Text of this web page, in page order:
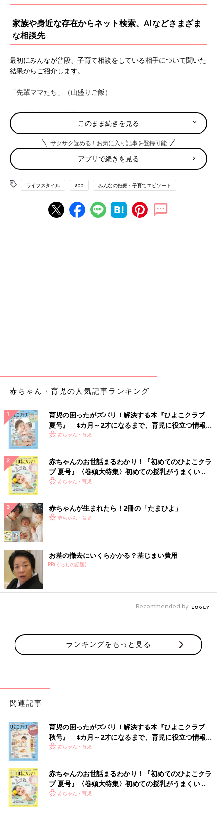
んにアドバイスいただきました。
家族や身近な存在からネット検索、AIなどさまざま
な相談先
最初にみんなが普段、子育て相談をしている相手について聞いた
結果からご紹介します。
「先輩ママたち」（山盛りご飯）
「親子教室や園の先生」（あい）
「困ったときは両親を頼るようにしている」（ぽんし）
「保湿の仕方やおむつの替え時、洋服の新調、しつけなどのちょ
っとしたことはパートナーに。イヤイヤ期、偏食など、自分が子
どものときと照らし合わせたいことは実母に。どちらにもわから
ないと思うことはネットで」（ミルクティ）
「夫に相談か、ネットで調べる。情報がたくさんあって混乱して
いると、夫から情報に踊らされているとツッコまれた…」（ま
れど、悩みの相談はしません」（しろ子）
「同じ年代の子を持つ妹や、子育て支援センターの保育士さん」
（ゆうこ）
「母親、AI」（すー）
「基本的に『よそはよそ、うちはうち』と思っているし、子ども
によっても全然違うと思うので、他の子と比べたくなくて、パー
トナー(夫)にしか相談しません。でも有益情報(習い事や便利なグ
ッズなど)は友人やSNSから収集します」（みき）
「YouTubeで調べる」（きゃれん）
「母、姉、ネットで検索。『離乳食づくり大変だけど、どうして
た？』『全然寝ないんだけど、そういうもの？』など母と姉には
近況報告にくわえて質問。『湿疹ができた』『うんちの形状』な
どの気になることは、『4カ月 うんち色』のように『月齢 症
状』でネット検索」（はた）
「ChatGPTをタメ口設定にして、『〇〇できたの！天才じゃな
のり）
「かかりつけの助
す。助産師さんは実際に来てもらって、スワドルの着せ方や、ス
を指導してもらってます。ChatGPTには、湿度・室温と現在の服
装を送って、暑すぎないかを判定してもらったり、離乳食メニュ
ーの提案してもらってます！」（みゆり）
正確さ重視なら公的機関や専門家の情報を。AIの特
性を理解して
さまざまな相談先がありますね。その人の環境や子どもの年齢で
このまま続きを見る
サクサク読める！お気に入り記事を登録可能
アプリで続きを見る
ライフスタイル app みんなの妊娠・子育てエピソード
赤ちゃん・育児の人気記事ランキング
育児の困ったがズバリ！解決する本『ひよこクラブ
夏号』 4カ月～2才になるまで、育児に役立つ情報が
いっぱい！
赤ちゃん・育児
赤ちゃんのお世話まるわかり！『初めてのひよこクラ
ブ 夏号』〈巻頭大特集〉初めての授乳がうまくい
く！ おっぱい・ミルクの基本と夏のトラブル 解決テ
赤ちゃん・育児
赤ちゃんが生まれたら！2冊の「たまひよ」
赤ちゃん・育児
お墓の撤去にいくらかかる？墓じまい費用
PR(くらしの話題)
Recommended by
ランキングをもっと見る
関連記事
育児の困ったがズバリ！解決する本『ひよこクラブ
秋号』 4カ月～2才になるまで、育児に役立つ情報が
いっぱい！
赤ちゃん・育児
赤ちゃんのお世話まるわかり！『初めてのひよこクラ
ブ 夏号』〈巻頭大特集〉初めての授乳がうまくい
く！ おっぱい・ミルクの基本と夏のトラブル 解決テ
赤ちゃん・育児